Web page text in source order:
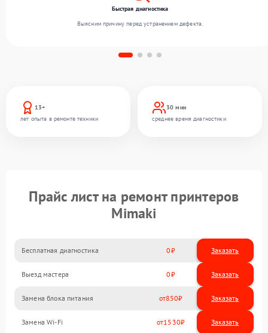
13+
лет опыта в ремонте техники
30 мин
среднее время диагностики
Быстрая диагностика
Выясним причину перед устранением дефекта.
Прайс лист на ремонт принтеров
Mimaki
Бесплатная диагностика 0 Заказать
Выезд мастера 0 Заказать
Замена блока питания 850
Замена Wi-Fi 1530